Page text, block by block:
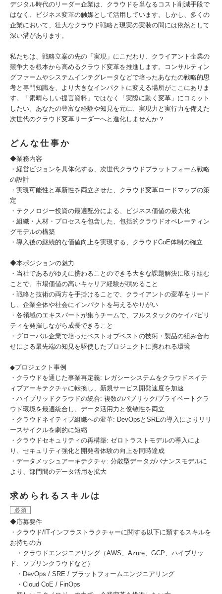
デジタル時代のリーダー企業は、クラウドを単なるコスト削減手段で
はなく、ビジネス変革の触媒として活用しています。しかし、多くの
企業において、壮大なクラウド戦略と現実の実装の間には依然として
深い溝があります。
私たちは、戦略立案の先の「実現」にこだわり、クライアント企業の
競争力を根本から高めるクラウド変革を推進します。コンサルティン
グファームやシステムインテグレータなどで培ったあなたの戦略的思
考と専門知識を、より大きなインパクトに変える場所がここにありま
す。「素晴らしい提言資料」ではなく「実際に動く変革」にコミット
したい。あなたの豊富な経験や知見を元に、実現力と実行力を備えた
次世代のクラウド変革リーダーへと進化しませんか？
どんな仕事か
◆業務内容
・経営ビジョンを具体化する、次世代クラウドプラットフォーム戦略
の設計
・実現可能性と革新性を両立させた、クラウド変革ロードマップの策
定
・テクノロジー投資の最適配分による、ビジネス価値の最大化
・組織・人材・プロセスを包含した、包括的クラウドオペレーティン
グモデルの構築
・導入後の継続的な価値向上を実現する、クラウドCoE体制の確立
◆本ポジションの魅力
・当社であるがゆえに携わることのできる大きな課題解決に取り組む
ことで、市場価値の高いキャリア経験が積めること
・戦略と技術の両方を手掛けることで、クライアントの変革をリード
し、企業全体や社会にインパクトを与えるやりがい
・各領域のエキスパートが集うチームで、フルスタックのケイパビリ
ティを発揮しながら成長できること
・グローバル企業で培ったベストオブベストの技術・製品の組み合わ
せによる最先端の知見を駆使したプロジェクトに携われる環境
◆プロジェクト事例
・クラウドを通じた事業再定義: レガシーシステムをクラウドネイテ
ィブアーキテクチャに転換し、新規サービス開発速度を加速
・ハイブリッドクラウドの統合: 複数のパブリック/プライベートクラ
ウド環境を最適統合し、データ活用力と俊敏性を両立
・クラウドネイティブ組織への変革: DevOpsとSREの導入によりリリ
ースサイクルを劇的に短縮
・クラウドセキュリティの再構築: ゼロトラストモデルの導入によ
り、セキュリティ強化と開発者体験の向上を同時達成
・データメッシュアーキテクチャ: 分散型データガバナンスモデルに
より、部門間のデータ活用を拡大
求められるスキルは
必須
◆応募要件
・クラウド/ITインフラストラクチャーに関する以下に類するスキルを
お持ちの方
・クラウドエンジニアリング（AWS、Azure、GCP、ハイブリッ
ド、ソブリンクラウドなど）
・DevOps / SRE / プラットフォームエンジニアリング
・Cloud CoE / FinOps